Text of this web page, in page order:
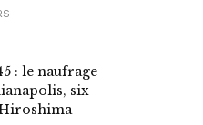
: le naufrage
six